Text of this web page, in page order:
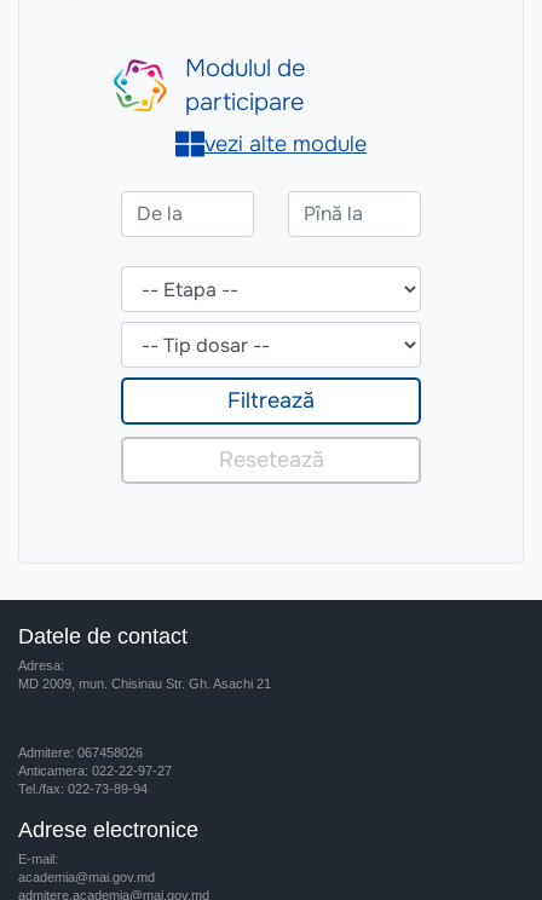
Datele de contact
Adresa:
MD 2009, mun. Chisinau Str. Gh. Asachi 21
Admitere: 067458026
Anticamera: 022-22-97-27
Tel./fax: 022-73-89-94
Adrese electronice
E-mail:
academia@mai.gov.md
admitere.academia@mai.gov.md